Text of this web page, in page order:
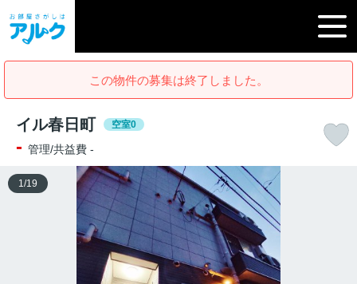
この物件の募集は終了しました。
イル春日町 空室0
- 管理/共益費 -
1 /19